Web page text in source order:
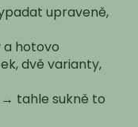
upraveně,
hotovo
dvě varianty,
→ tahle sukně to